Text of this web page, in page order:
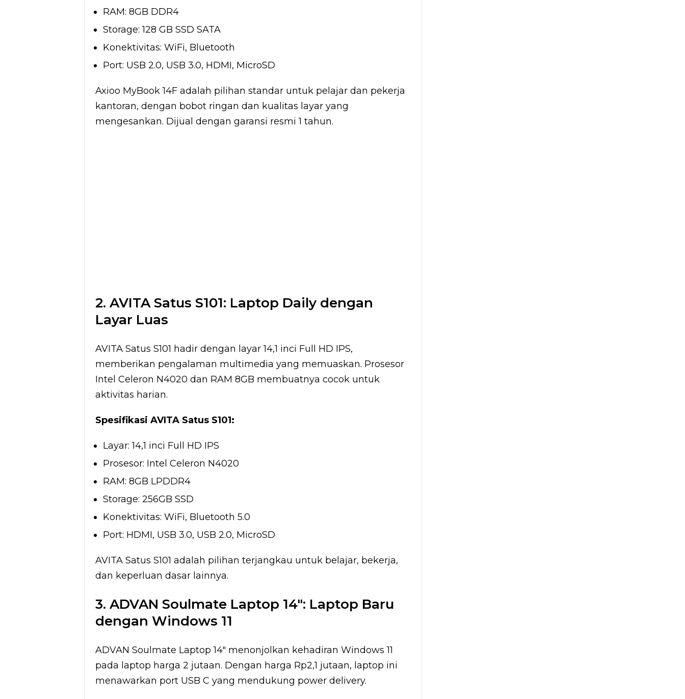
RAM: 8GB DDR4
Storage: 128 GB SSD SATA
Konektivitas: WiFi, Bluetooth
Port: USB 2.0, USB 3.0, HDMI, MicroSD
Axioo MyBook 14F adalah pilihan standar untuk pelajar dan pekerja
kantoran, dengan bobot ringan dan kualitas layar yang
mengesankan. Dijual dengan garansi resmi 1 tahun.
2. AVITA Satus S101: Laptop Daily dengan
Layar Luas
AVITA Satus S101 hadir dengan layar 14,1 inci Full HD IPS,
memberikan pengalaman multimedia yang memuaskan. Prosesor
Intel Celeron N4020 dan RAM 8GB membuatnya cocok untuk
aktivitas harian.
Spesifikasi AVITA Satus S101:
Layar: 14,1 inci Full HD IPS
Prosesor: Intel Celeron N4020
RAM: 8GB LPDDR4
Storage: 256GB SSD
Konektivitas: WiFi, Bluetooth 5.0
Port: HDMI, USB 3.0, USB 2.0, MicroSD
AVITA Satus S101 adalah pilihan terjangkau untuk belajar, bekerja,
dan keperluan dasar lainnya.
3. ADVAN Soulmate Laptop 14″: Laptop Baru
dengan Windows 11
ADVAN Soulmate Laptop 14″ menonjolkan kehadiran Windows 11
pada laptop harga 2 jutaan. Dengan harga Rp2,1 jutaan, laptop ini
menawarkan port USB C yang mendukung power delivery.